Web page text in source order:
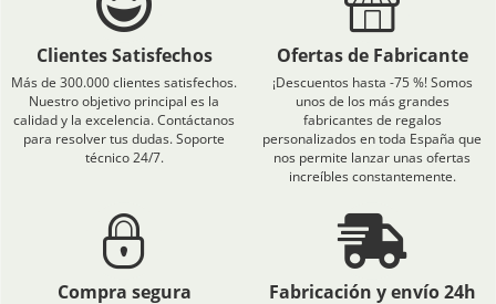
Clientes Satisfechos
Más de 300.000 clientes satisfechos.
Nuestro objetivo principal es la
calidad y la excelencia. Contáctanos
para resolver tus dudas. Soporte
técnico 24/7.
Ofertas de Fabricante
¡Descuentos hasta -75 %! Somos
unos de los más grandes
fabricantes de regalos
personalizados en toda España que
nos permite lanzar unas ofertas
increíbles constantemente.
Compra segura Fabricación y envío 24h